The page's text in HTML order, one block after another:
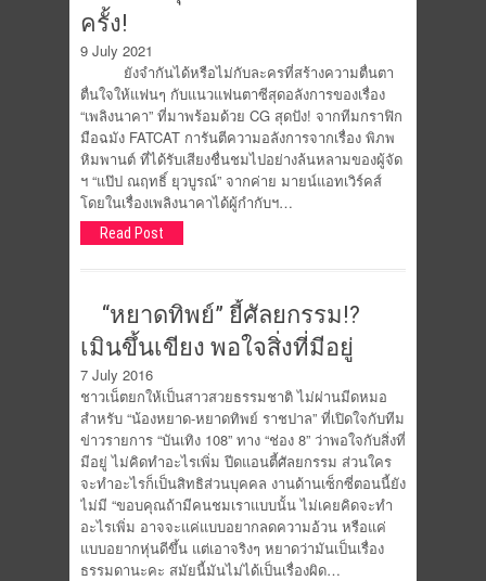
ครั้ง!
9 July 2021
ยังจำกันได้หรือไม่กับละครที่สร้างความตื่นตา
ตื่นใจให้แฟนๆ กับแนวแฟนตาซีสุดอลังการของเรื่อง
“เพลิงนาคา” ที่มาพร้อมด้วย CG สุดปัง! จากทีมกราฟิก
มือฉมัง FATCAT การันตีความอลังการจากเรื่อง พิภพ
หิมพานต์ ที่ได้รับเสียงชื่นชมไปอย่างล้นหลามของผู้จัด
ฯ “แป๊ป ณฤทธิ์ ยุวบูรณ์” จากค่าย มายน์แอทเวิร์คส์
โดยในเรื่องเพลิงนาคาได้ผู้กำกับฯ…
Read Post
“หยาดทิพย์” ยี้ศัลยกรรม!?
เมินขึ้นเขียง พอใจสิ่งที่มีอยู่
7 July 2016
ชาวเน็ตยกให้เป็นสาวสวยธรรมชาติ ไม่ผ่านมีดหมอ
สำหรับ “น้องหยาด-หยาดทิพย์ ราชปาล” ที่เปิดใจกับทีม
ข่าวรายการ “บันเทิง 108” ทาง “ช่อง 8” ว่าพอใจกับสิ่งที่
มีอยู่ ไม่คิดทำอะไรเพิ่ม ปีดแอนตี้ศัลยกรรม ส่วนใคร
จะทำอะไรก็เป็นสิทธิส่วนบุคคล งานด้านเซ็กซี่ตอนนี้ยัง
ไม่มี “ขอบคุณถ้ามีคนชมเราแบบนั้น ไม่เคยคิดจะทำ
อะไรเพิ่ม อาจจะแค่แบบอยากลดความอ้วน หรือแค่
แบบอยากหุ่นดีขึ้น แต่เอาจริงๆ หยาดว่ามันเป็นเรื่อง
ธรรมดานะคะ สมัยนี้มันไม่ได้เป็นเรื่องผิด…